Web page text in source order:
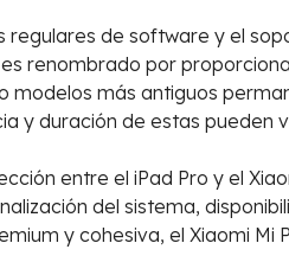
regulares de software y el
renombrado por
modelos más antiguos
y duración de estas pueden
entre el iPad Pro y el
del sistema,
y cohesiva, el Xiaomi